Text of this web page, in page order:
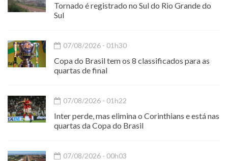
Tornado é registrado no Sul do Rio Grande do
Sul
07/08/2026 - 01h30
Copa do Brasil tem os 8 classificados para as
quartas de final
07/08/2026 - 01h22
Inter perde, mas elimina o Corinthians e está nas
quartas da Copa do Brasil
07/08/2026 - 00h03